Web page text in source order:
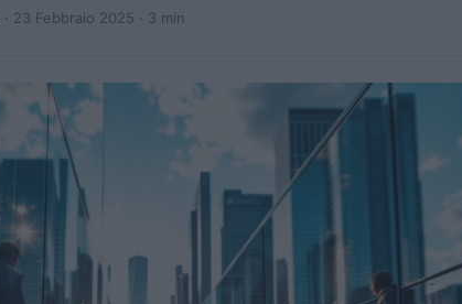
· 23 Febbraio 2025 · 3 min